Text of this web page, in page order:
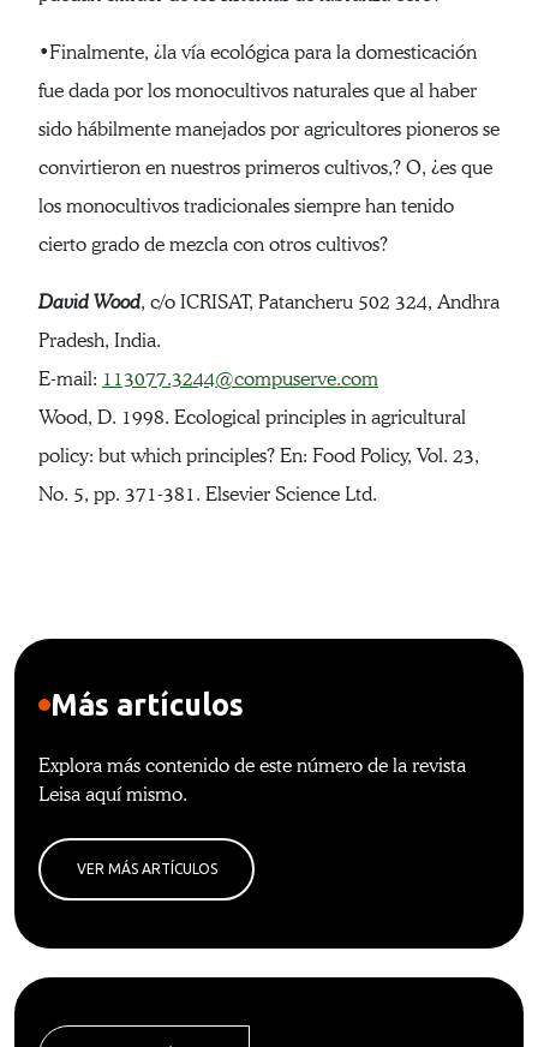
•Finalmente, ¿la vía ecológica para la domesticación
fue dada por los monocultivos naturales que al haber
sido hábilmente manejados por agricultores pioneros se
convirtieron en nuestros primeros cultivos,? O, ¿es que
los monocultivos tradicionales siempre han tenido
cierto grado de mezcla con otros cultivos?
David Wood, c/o ICRISAT, Patancheru 502 324, Andhra
Pradesh, India.
E-mail: 113077.3244@compuserve.com
Wood, D. 1998. Ecological principles in agricultural
policy: but which principles? En: Food Policy, Vol. 23,
No. 5, pp. 371-381. Elsevier Science Ltd.
Más artículos
Explora más contenido de este número de la revista
Leisa aquí mismo.
VER MÁS ARTÍCULOS